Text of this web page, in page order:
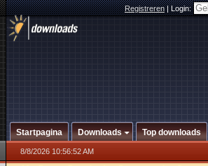
Registreren|Login:
Startpagina Downloads Top downloads
8/8/2026 10:56:52 AM